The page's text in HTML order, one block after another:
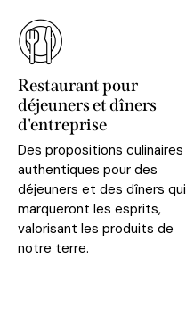
Restaurant pour
déjeuners et dîners
d'entreprise
Des propositions culinaires
authentiques pour des
déjeuners et des dîners qui
marqueront les esprits,
valorisant les produits de
notre terre.